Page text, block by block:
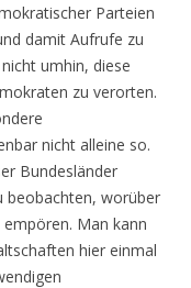
Parteien
damit Aufrufe zu
umhin, diese
zu verorten.
nicht alleine so.
Bundesländer
beobachten, worüber
Man kann
hier einmal